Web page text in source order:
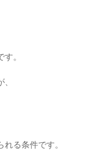
。
る条件です。